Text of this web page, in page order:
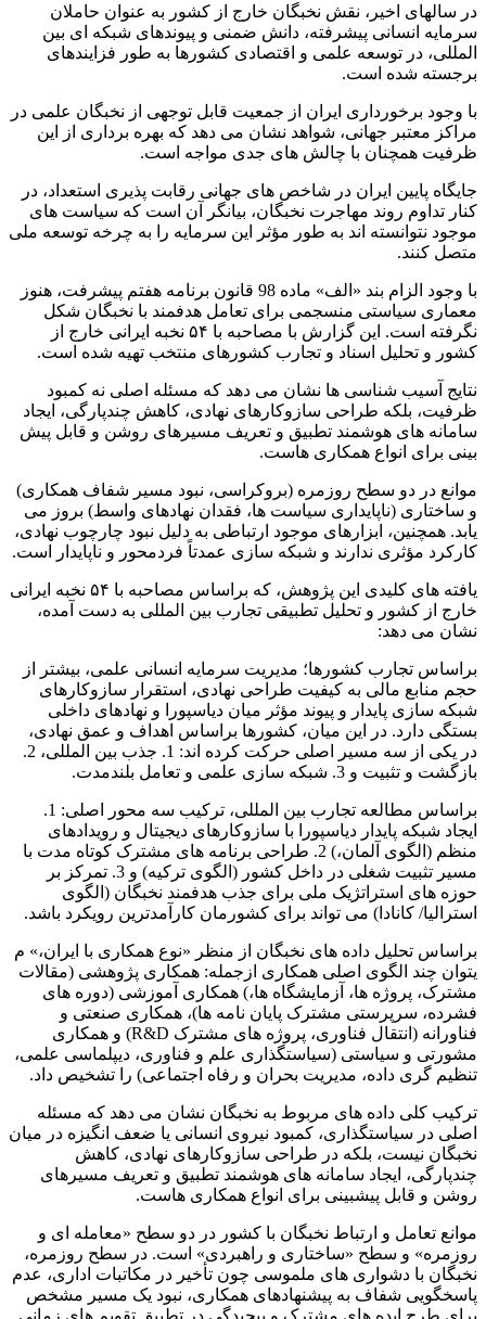
در سالهای اخیر، نقش نخبگان خارج از کشور به عنوان حاملان
سرمایه انسانی پیشرفته، دانش ضمنی و پیوندهای شبکه ای بین
المللی، در توسعه علمی و اقتصادی کشورها به طور فزایندهای
برجسته شده است.
با وجود برخورداری ایران از جمعیت قابل توجهی از نخبگان علمی در
مراکز معتبر جهانی، شواهد نشان می دهد که بهره برداری از این
ظرفیت همچنان با چالش های جدی مواجه است.
جایگاه پایین ایران در شاخص های جهانی رقابت پذیری استعداد، در
کنار تداوم روند مهاجرت نخبگان، بیانگر آن است که سیاست های
موجود نتوانسته اند به طور مؤثر این سرمایه را به چرخه توسعه ملی
متصل کنند.
با وجود الزام بند «الف» ماده 98 قانون برنامه هفتم پیشرفت، هنوز
معماری سیاستی منسجمی برای تعامل هدفمند با نخبگان شکل
نگرفته است. این گزارش با مصاحبه با ۵۴ نخبه ایرانی خارج از
کشور و تحلیل اسناد و تجارب کشورهای منتخب تهیه شده است.
نتایج آسیب شناسی ها نشان می دهد که مسئله اصلی نه کمبود
ظرفیت، بلکه طراحی سازوکارهای نهادی، کاهش چندپارگی، ایجاد
سامانه های هوشمند تطبیق و تعریف مسیرهای روشن و قابل پیش
بینی برای انواع همکاری هاست.
موانع در دو سطح روزمره (بروکراسی، نبود مسیر شفاف همکاری)
و ساختاری (ناپایداری سیاست ها، فقدان نهادهای واسط) بروز می
یابد. همچنین، ابزارهای موجود ارتباطی به دلیل نبود چارچوب نهادی،
کارکرد مؤثری ندارند و شبکه سازی عمدتاً فردمحور و ناپایدار است.
یافته های کلیدی این پژوهش، که براساس مصاحبه با ۵۴ نخبه ایرانی
خارج از کشور و تحلیل تطبیقی تجارب بین المللی به دست آمده،
نشان می دهد:
براساس تجارب کشورها؛ مدیریت سرمایه انسانی علمی، بیشتر از
حجم منابع مالی به کیفیت طراحی نهادی، استقرار سازوکارهای
شبکه سازی پایدار و پیوند مؤثر میان دیاسپورا و نهادهای داخلی
بستگی دارد. در این میان، کشورها براساس اهداف و عمق نهادی،
در یکی از سه مسیر اصلی حرکت کرده اند: 1. جذب بین المللی، 2.
بازگشت و تثبیت و 3. شبکه سازی علمی و تعامل بلندمدت.
براساس مطالعه تجارب بین المللی، ترکیب سه محور اصلی: 1.
ایجاد شبکه پایدار دیاسپورا با سازوکارهای دیجیتال و رویدادهای
منظم (الگوی آلمان،) 2. طراحی برنامه های مشترک کوتاه مدت با
مسیر تثبیت شغلی در داخل کشور (الگوی ترکیه) و 3. تمرکز بر
حوزه های استراتژیک ملی برای جذب هدفمند نخبگان (الگوی
استرالیا/ کانادا) می تواند برای کشورمان کارآمدترین رویکرد باشد.
براساس تحلیل داده های نخبگان از منظر «نوع همکاری با ایران،» م
یتوان چند الگوی اصلی همکاری ازجمله: همکاری پژوهشی (مقالات
مشترک، پروژه ها، آزمایشگاه ها،) همکاری آموزشی (دوره های
فشرده، سرپرستی مشترک پایان نامه ها)، همکاری صنعتی و
فناورانه (انتقال فناوری، پروژه های مشترک R&D) و همکاری
مشورتی و سیاستی (سیاستگذاری علم و فناوری، دیپلماسی علمی،
تنظیم گری داده، مدیریت بحران و رفاه اجتماعی) را تشخیص داد.
ترکیب کلی داده های مربوط به نخبگان نشان می دهد که مسئله
اصلی در سیاستگذاری، کمبود نیروی انسانی یا ضعف انگیزه در میان
نخبگان نیست، بلکه در طراحی سازوکارهای نهادی، کاهش
چندپارگی، ایجاد سامانه های هوشمند تطبیق و تعریف مسیرهای
روشن و قابل پیشبینی برای انواع همکاری هاست.
موانع تعامل و ارتباط نخبگان با کشور در دو سطح «معامله ای و
روزمره» و سطح «ساختاری و راهبردی» است. در سطح روزمره،
نخبگان با دشواری های ملموسی چون تأخیر در مکاتبات اداری، عدم
پاسخگویی شفاف به پیشنهادهای همکاری، نبود یک مسیر مشخص
برای طرح ایده های مشترک و پیچیدگی در تطبیق تقویم های زمانی